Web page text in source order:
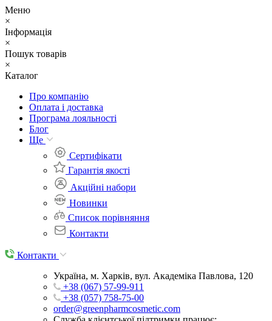
Меню
×
Інформація
×
Пошук товарів
×
Каталог
Про компанію
Оплата і доставка
Програма лояльності
Блог
Ще
Cертифікати
Гарантія якості
Акційні набори
Новинки
Список порівняння
Контакти
Контакти
Україна, м. Харків, вул. Академіка Павлова, 120
+38 (067) 57-99-911
+38 (057) 758-75-00
order@greenpharmcosmetic.com